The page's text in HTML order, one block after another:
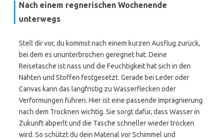
Nach einem regnerischen Wochenende
unterwegs
Stell dir vor, du kommst nach einem kurzen Ausflug zurück,
bei dem es ununterbrochen geregnet hat. Deine
Reisetasche ist nass und die Feuchtigkeit hat sich in den
Nähten und Stoffen festgesetzt. Gerade bei Leder oder
Canvas kann das langfristig zu Wasserflecken oder
Verformungen führen. Hier ist eine passende Imprägnierung
nach dem Trocknen wichtig. Sie sorgt dafür, dass Wasser in
Zukunft abperlt und die Tasche schneller wieder trocken
wird. So schützt du dein Material vor Schimmel und